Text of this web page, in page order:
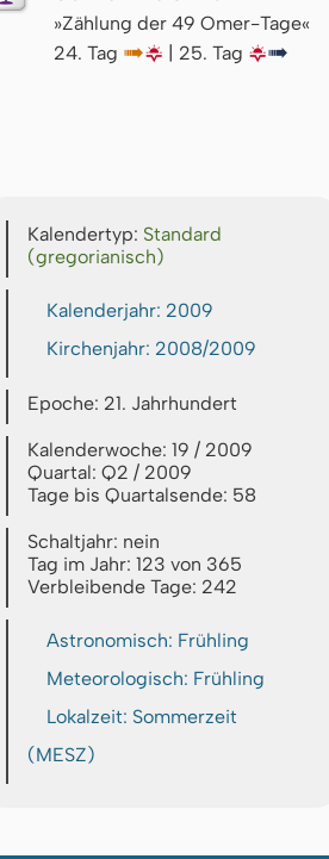
»Zählung der 49 Omer-Tage«
24. Tag ↦🌇 | 25. Tag 🌇↦
Kalendertyp: Standard
(gregorianisch)
Kalenderjahr: 2009
Kirchenjahr: 2008/2009
Epoche: 21. Jahrhundert
Kalenderwoche: 19 / 2009
Quartal: Q2 / 2009
Tage bis Quartalsende: 58
Schaltjahr: nein
Tag im Jahr: 123 von 365
Verbleibende Tage: 242
Astronomisch: Frühling
Meteorologisch: Frühling
Lokalzeit: Sommerzeit
(MESZ)